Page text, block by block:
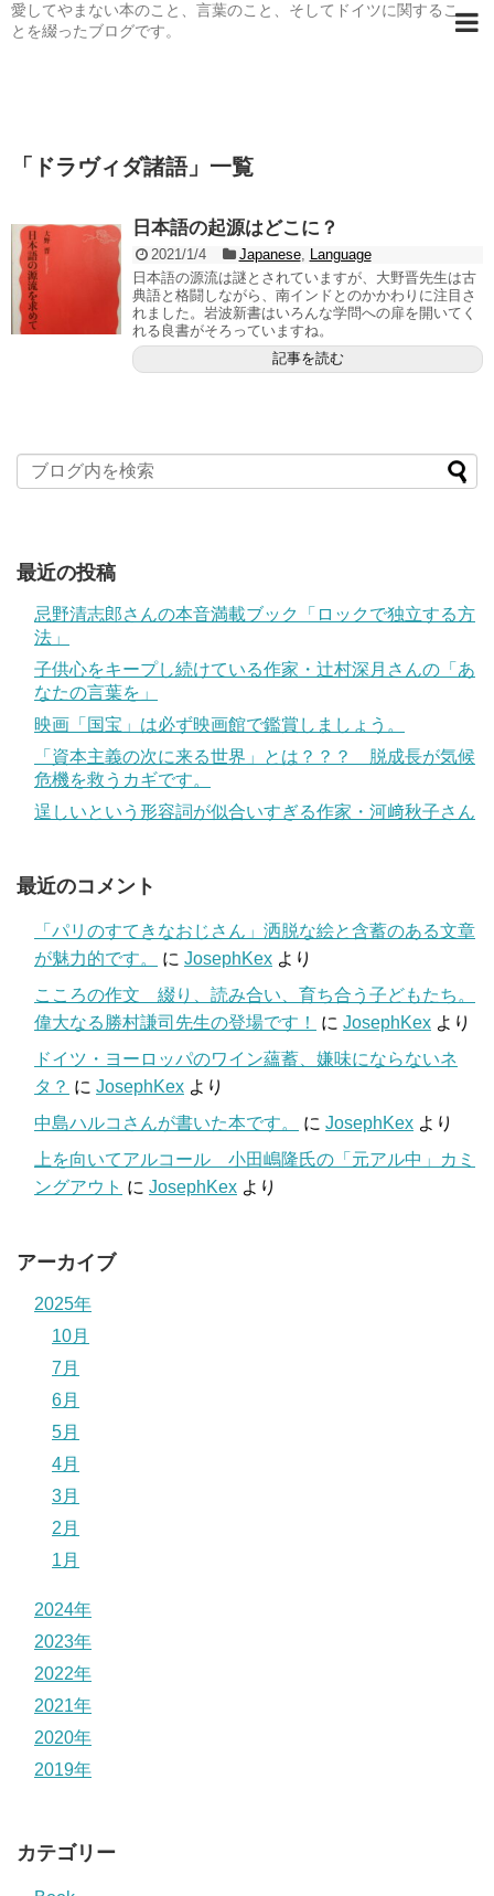
愛してやまない本のこと、言葉のこと、そしてドイツに関するこ
とを綴ったブログです。
「 ドラヴィダ諸語」 一覧
日本語の起源はどこに？
2021/1/4 Japanese,
Language
日本語の源流は謎とされていますが、大野晋先生は古
典語と格闘しながら、南インドとのかかわりに注目さ
れました。岩波新書はいろんな学問への扉を開いてく
れる良書がそろっていますね。
記事を読む
最近の投稿
忌野清志郎さんの本音満載ブック「ロックで独立する方
法」
子供心をキープし続けている作家・辻村深月さんの「あ
なたの言葉を」
映画「国宝」は必ず映画館で鑑賞しましょう。
「資本主義の次に来る世界」とは？？？ 脱成長が気候
危機を救うカギです。
逞しいという形容詞が似合いすぎる作家・河﨑秋子さん
最近のコメント
「パリのすてきなおじさん」洒脱な絵と含蓄のある文章
が魅力的です。
に JosephKex より
こころの作文 綴り、読み合い、育ち合う子どもたち。
偉大なる勝村謙司先生の登場です！
に JosephKex より
ドイツ・ヨーロッパのワイン蘊蓄、嫌味にならないネ
タ？ に JosephKex より
中島ハルコさんが書いた本です。
に JosephKex より
上を向いてアルコール 小田嶋隆氏の「元アル中」カミ
ングアウト に JosephKex より
アーカイブ
2025年
10月
7月
6月
5月
4月
3月
2月
1月
2024年
2023年
2022年
2021年
2020年
2019年
カテゴリー